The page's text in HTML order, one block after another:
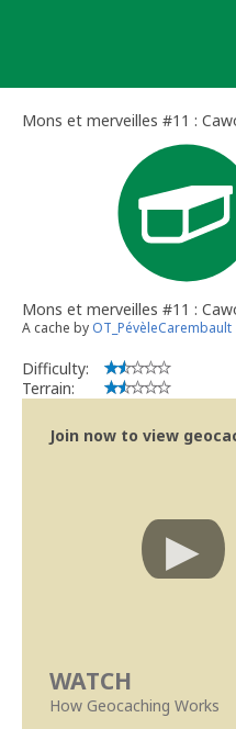
Mons et merveilles #11 :
Mons et merveilles #11 :
A cache by OT_PévèleCarembault
Difficulty:
Terrain:
Join now to view
WATCH
How Geocaching Works